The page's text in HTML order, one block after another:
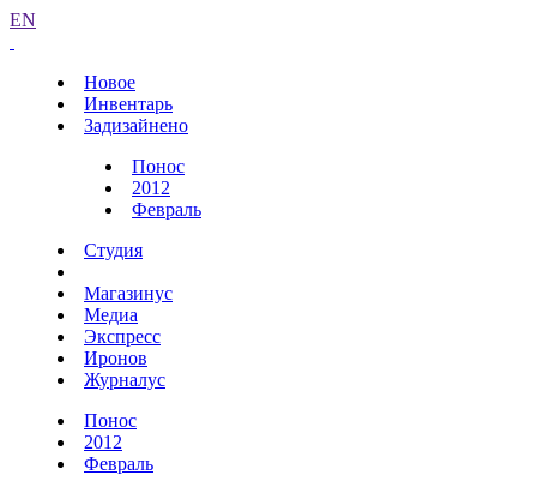
EN
Новое
Инвентарь
Задизайнено
Понос
2012
Февраль
Студия
Магазинус
Медиа
Экспресс
Иронов
Журналус
Понос
2012
Февраль